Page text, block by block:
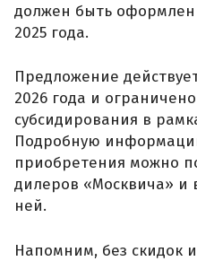
должен быть оформлен
2025 года.
Предложение
2026 года и
субсидирования в
Подробную
приобретения можно
дилеров «Москвича» и
ней.
Напомним, без скидок